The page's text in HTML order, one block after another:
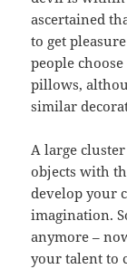
ascertained
to get
people
pillows,
similar
A large
objects with
develop your
imagination.
anymore –
your talent to